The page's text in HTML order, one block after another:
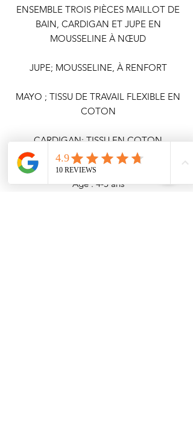
ENSEMBLE TROIS PIÈCES MAILLOT DE
BAIN, CARDIGAN ET JUPE EN
MOUSSELINE À NŒUD
JUPE; MOUSSELINE, À RENFORT
MAYO ; TISSU DE TRAVAIL FLEXIBLE EN
COTON
CARDIGAN; TISSU EN COTON
• Taille : 105-110 cm / Poids : 0-15 kg,
Âge : 4-5 ans